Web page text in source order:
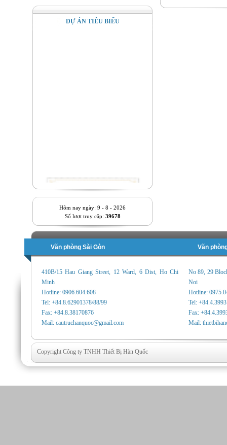
DỰ ÁN TIÊU BIỂU
Hôm nay ngày: 9 - 8 - 2026
Số lượt truy cập: 39678
Văn phòng Sài Gòn Văn
410B/15 Hau Giang Street, 12 Ward, 6 Dist, Ho Chi
Minh
Hotline: 0906.604.608
Tel: +84.8.62901378/88/99
Fax: +84.8.38170876
Mail: cautruchanquoc@gmail.com
No 89, 29
Noi
Hotline:
Tel:
Fax:
Mail:
Copyright Công ty TNHH Thiết Bị Hàn Quốc